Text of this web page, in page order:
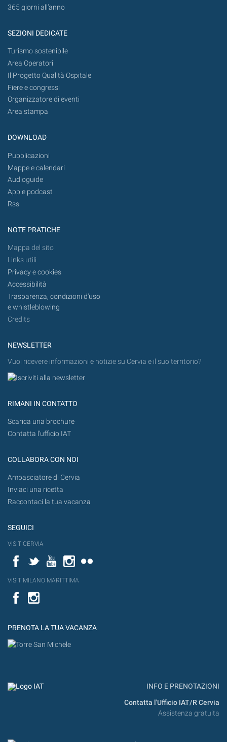
365 giorni all’anno
SEZIONI DEDICATE
Turismo sostenibile
Area Operatori
Il Progetto Qualità Ospitale
Fiere e congressi
Organizzatore di eventi
Area stampa
DOWNLOAD
Pubblicazioni
Mappe e calendari
Audioguide
App e podcast
Rss
NOTE PRATICHE
Mappa del sito
Links utili
Privacy e cookies
Accessibilità
Trasparenza, condizioni d'uso
e whistleblowing
Credits
NEWSLETTER
Vuoi ricevere informazioni e notizie su Cervia e il suo territorio?
RIMANI IN CONTATTO
Scarica una brochure
Contatta l'ufficio IAT
COLLABORA CON NOI
Ambasciatore di Cervia
Inviaci una ricetta
Raccontaci la tua vacanza
SEGUICI
VISIT CERVIA
FacebookTwitterYouTubeInstagram
VISIT MILANO MARITTIMA
Facebook
PRENOTA LA TUA VACANZA
INFO E PRENOTAZIONI
Contatta l'Ufficio IAT/R Cervia
Assistenza gratuita